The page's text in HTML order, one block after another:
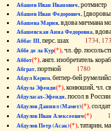
Абашев Иван Иванович,
Абашев Иван Федорович,
Абашева Мария, вдова
Абашевская Анна Федоровна,
Аббас III, перс. шах 1734,
Аббе де ла Кур(*), чл. фр.
Аббот(*), англ. изобретатель
Абграт, портной 1780
Абдул Керим, беглер-бей
Абдула Эфенди(*), конюший, чл.
Абдуласах-Эфенди, посол в
Абдулов Даниил (Мамет)(*),
Абдулов Иван Алексеевич(*)
Абдулов Петр (Асак)(*), татарин,